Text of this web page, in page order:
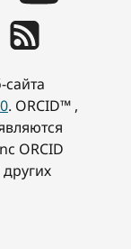
сайта
. ORCID™ ,
ORCID